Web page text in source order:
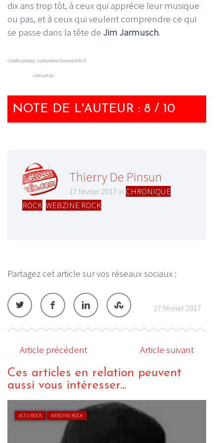
dix ans trop tôt, à ceux qui apprécie leur musique
ou pas, et à ceux qui veulent comprendre ce qui
se passe dans la tête de Jim Jarmusch.
Crédits photos : culturebox.francetvinfo.fr
cinecult.be
NOTE DE L'AUTEUR : 8 / 10
Thierry De Pinsun
17 février 2017 in CHRONIQUE
ROCK WEBZINE ROCK
Partagez cet article sur vos réseaux sociaux :
17 février 2017
Article précédent Article suivant
Ces articles en relation peuvent
aussi vous intéresser...
ACTU ROCK WEBZINE ROCK